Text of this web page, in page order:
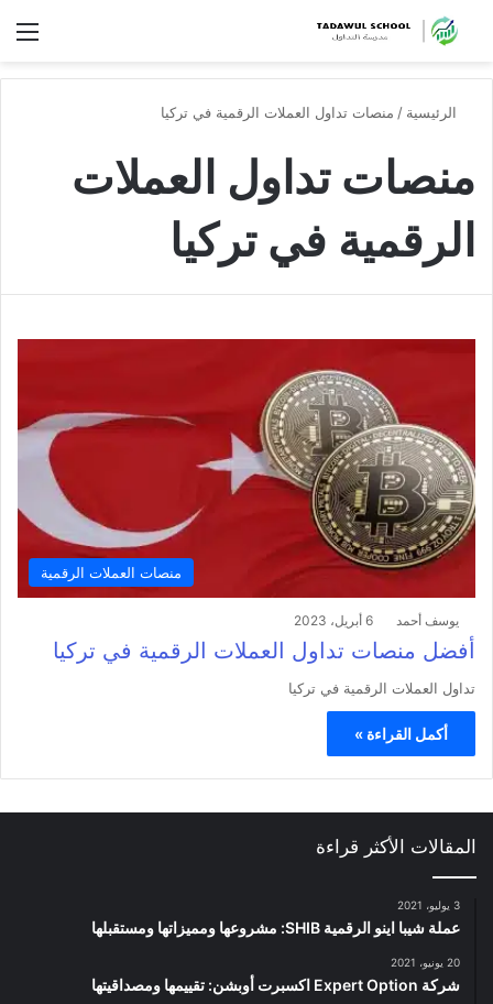
الرئيسية / منصات تداول العملات الرقمية في تركيا
منصات تداول العملات
الرقمية في تركيا
منصات العملات الرقمية
يوسف أحمد 6 أبريل، 2023
أفضل منصات تداول العملات الرقمية في تركيا
تداول العملات الرقمية في تركيا
أكمل القراءة »
المقالات الأكثر قراءة
3 يوليو، 2021
عملة شيبا اينو الرقمية SHIB: مشروعها ومميزاتها ومستقبلها
20 يونيو، 2021
شركة Expert Option اكسبرت أوبشن: تقييمها ومصداقيتها